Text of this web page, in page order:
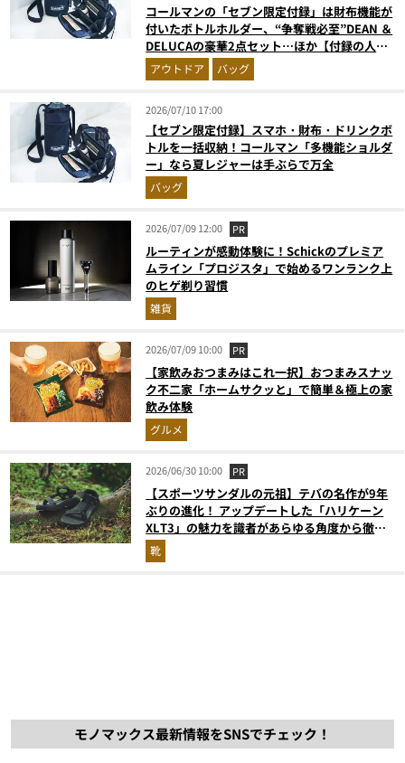
コールマンの「セブン限定付録」は財布機能が
付いたボトルホルダー、“争奪戦必至”DEAN ＆
DELUCAの豪華2点セット…ほか【付録の人気
記事ランキングベスト3】（2026年6月版）
アウトドア バッグ
2026/07/10 17:00
【セブン限定付録】スマホ・財布・ドリンクボ
トルを一括収納！コールマン「多機能ショルダ
ー」なら夏レジャーは手ぶらで万全
バッグ
2026/07/09 12:00 PR
ルーティンが感動体験に！Schickのプレミア
ムライン「プロジスタ」で始めるワンランク上
のヒゲ剃り習慣
雑貨
2026/07/09 10:00 PR
【家飲みおつまみはこれ一択】おつまみスナッ
ク不二家「ホームサクッと」で簡単＆極上の家
飲み体験
グルメ
2026/06/30 10:00 PR
【スポーツサンダルの元祖】テバの名作が9年
ぶりの進化！ アップデートした「ハリケーン
XLT3」の魅力を識者があらゆる角度から徹底
解説！
靴
モノマックス最新情報をSNSでチェック！